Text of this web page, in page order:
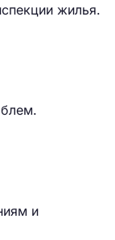
жилья.
и